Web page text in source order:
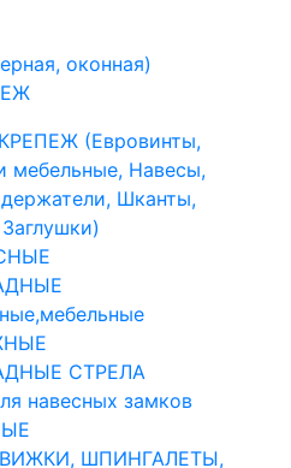
оконная)
(Евровинты,
мебельные, Навесы,
Шканты,
СТРЕЛА
навесных замков
ШПИНГАЛЕТЫ,